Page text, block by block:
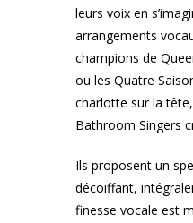
leurs voix en
arrangements
champions de
ou les Quatre
charlotte sur la
Bathroom Singers
Ils proposent un
décoiffant,
finesse vocale est